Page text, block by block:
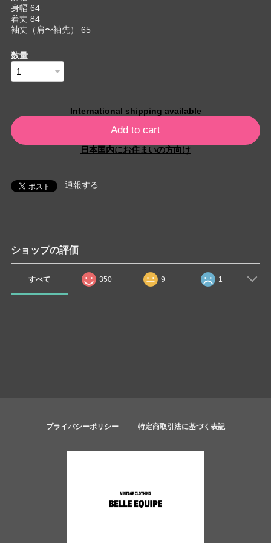
身幅 64
着丈 84
袖丈（肩〜袖先） 65
数量
International shipping available
Add to cart
日本国内にお住まいの方向け
通報する
ショップの評価
すべて 350 9 1
プライバシーポリシー 特定商取引法に基づく表記